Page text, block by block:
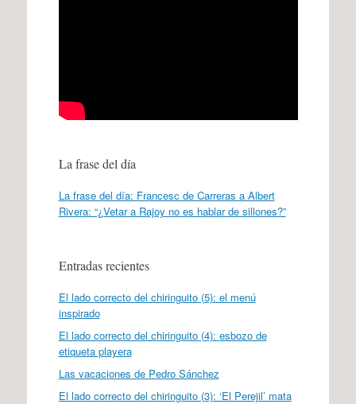
La frase del día
La frase del día: Francesc de Carreras a Albert
Rivera: “¿Vetar a Rajoy no es hablar de sillones?”
Entradas recientes
El lado correcto del chiringuito (5): el menú
inspirado
El lado correcto del chiringuito (4): esbozo de
etiqueta playera
Las vacaciones de Pedro Sánchez
El lado correcto del chiringuito (3): ‘El Perejil’ mata